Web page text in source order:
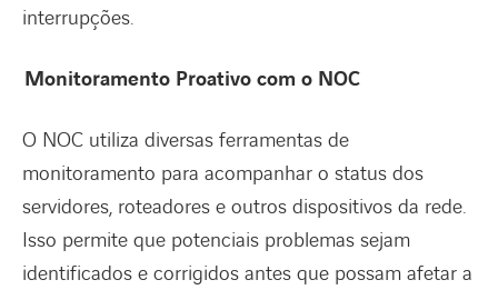
interrupções.
Monitoramento Proativo com o NOC
O NOC utiliza diversas ferramentas de
monitoramento para acompanhar o status dos
servidores, roteadores e outros dispositivos da rede.
Isso permite que potenciais problemas sejam
identificados e corrigidos antes que possam afetar a